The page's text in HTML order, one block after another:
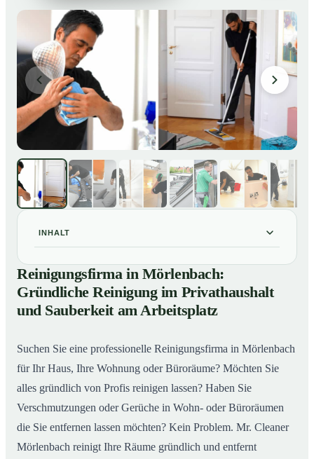
INHALT
01Reinigungsfirma in Mörlenbach: Gründliche Reinigung
im Privathaushalt und Sauberkeit am Arbeitsplatz
02So arbeitet eine Reinigungsfirma in Mörlenbach
Reinigungsfirma in Mörlenbach:
Gründliche Reinigung im Privathaushalt
und Sauberkeit am Arbeitsplatz
Suchen Sie eine professionelle Reinigungsfirma in Mörlenbach
für Ihr Haus, Ihre Wohnung oder Büroräume? Möchten Sie
alles gründlich von Profis reinigen lassen? Haben Sie
Verschmutzungen oder Gerüche in Wohn- oder Büroräumen
die Sie entfernen lassen möchten? Kein Problem. Mr. Cleaner
Mörlenbach reinigt Ihre Räume gründlich und entfernt